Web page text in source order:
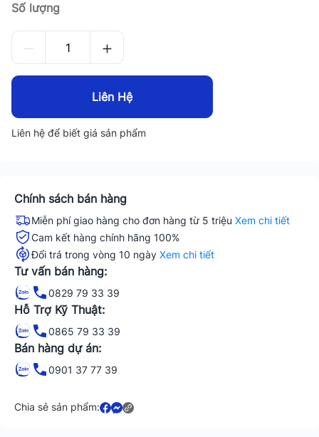
Số lượng
Liên Hệ
Liên hệ để biết giá sản phẩm
Chính sách bán hàng
Miễn phí giao hàng cho đơn hàng từ 5 triệu Xem chi tiết
Cam kết hàng chính hãng 100%
Đổi trả trong vòng 10 ngày Xem chi tiết
Tư vấn bán hàng:
0829 79 33 39
Hỗ Trợ Kỹ Thuật:
0865 79 33 39
Bán hàng dự án:
0901 37 77 39
Chia sẻ sản phẩm: